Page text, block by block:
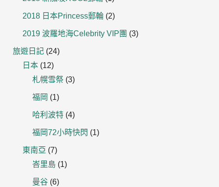
2018 日本Princess郵輪 (2)
2019 波羅地海Celebrity VIP團 (3)
旅遊日記 (24)
日本 (12)
札幌雪祭 (3)
福岡 (1)
哈利波特 (4)
福岡72小時快閃 (1)
東南亞 (7)
峇里島 (1)
曼谷 (6)